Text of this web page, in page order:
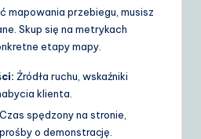
mapowania przebiegu, musisz
Skup się na metrykach
etapy mapy.
Źródła ruchu, wskaźniki
klienta.
Czas spędzony na stronie,
o demonstrację.